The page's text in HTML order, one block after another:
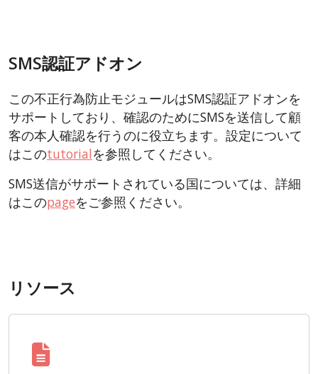
SMS認証アドオン
この不正行為防止モジュールはSMS認証アドオンを
サポートしており、確認のためにSMSを送信して顧
客の本人確認を行うのに役立ちます。設定について
はこのtutorialを参照してください。
SMS送信がサポートされている国については、詳細
はこのpageをご参照ください。
リソース